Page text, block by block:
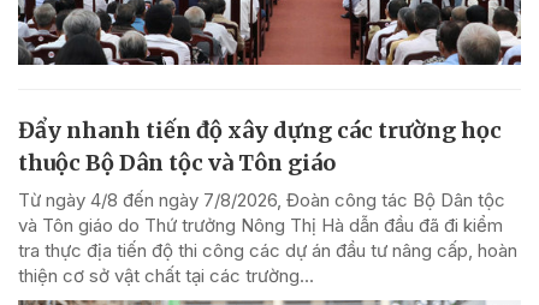
Đẩy nhanh tiến độ xây dựng các trường học
thuộc Bộ Dân tộc và Tôn giáo
Từ ngày 4/8 đến ngày 7/8/2026, Đoàn công tác Bộ Dân tộc
và Tôn giáo do Thứ trưởng Nông Thị Hà dẫn đầu đã đi kiểm
tra thực địa tiến độ thi công các dự án đầu tư nâng cấp, hoàn
thiện cơ sở vật chất tại các trường...